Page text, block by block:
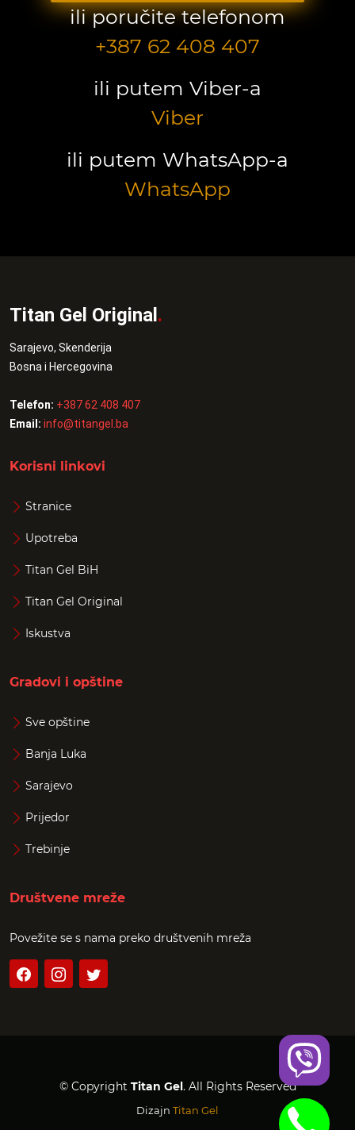
ili poručite telefonom
+387 62 408 407
ili putem Viber-a
Viber
ili putem WhatsApp-a
WhatsApp
Titan Gel Original.
Sarajevo, Skenderija
Bosna i Hercegovina
Telefon: +387 62 408 407
Email: info@titangel.ba
Korisni linkovi
Stranice
Upotreba
Titan Gel BiH
Titan Gel Original
Iskustva
Gradovi i opštine
Sve opštine
Banja Luka
Sarajevo
Prijedor
Trebinje
Društvene mreže
Povežite se s nama preko društvenih mreža
© Copyright Titan Gel. All Rights Reserved
Dizajn Titan Gel